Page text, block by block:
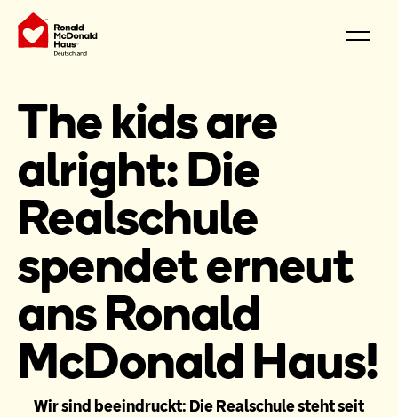
The kids are
alright: Die
Realschule
spendet erneut
ans Ronald
McDonald Haus!
Wir sind beeindruckt: Die Realschule steht seit